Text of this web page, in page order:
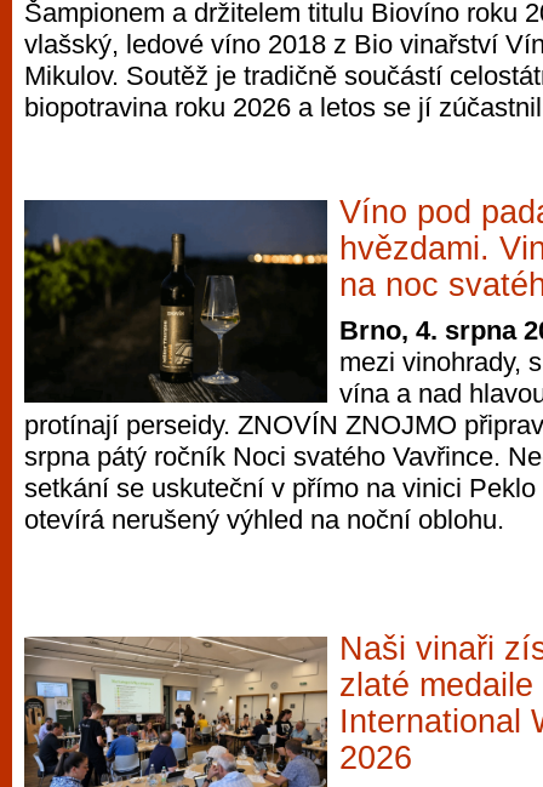
Šampionem a držitelem titulu Biovíno roku
vlašský, ledové víno 2018 z Bio vinařství
Mikulov. Soutěž je tradičně součástí
biopotravina roku 2026 a letos se jí
Víno pod
hvězdami.
na noc
Brno, 4. srpna
mezi vinohrady,
vína a nad
protínají perseidy. ZNOVÍN ZNOJMO
srpna pátý ročník Noci svatého Vavřince.
setkání se uskuteční v přímo na vinici
otevírá nerušený výhled na noční oblohu.
Naši vinaři
zlaté
International
2026